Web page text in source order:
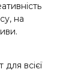
на
всієї